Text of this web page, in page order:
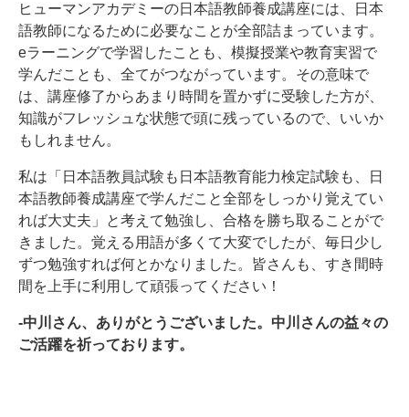
ヒューマンアカデミーの日本語教師養成講座には、日本
語教師になるために必要なことが全部詰まっています。
eラーニングで学習したことも、模擬授業や教育実習で
学んだことも、全てがつながっています。その意味で
は、講座修了からあまり時間を置かずに受験した方が、
知識がフレッシュな状態で頭に残っているので、いいか
もしれません。
私は「日本語教員試験も日本語教育能力検定試験も、日
本語教師養成講座で学んだこと全部をしっかり覚えてい
れば大丈夫」と考えて勉強し、合格を勝ち取ることがで
きました。覚える用語が多くて大変でしたが、毎日少し
ずつ勉強すれば何とかなりました。皆さんも、すき間時
間を上手に利用して頑張ってください！
-中川さん、ありがとうございました。中川さんの益々の
ご活躍を祈っております。